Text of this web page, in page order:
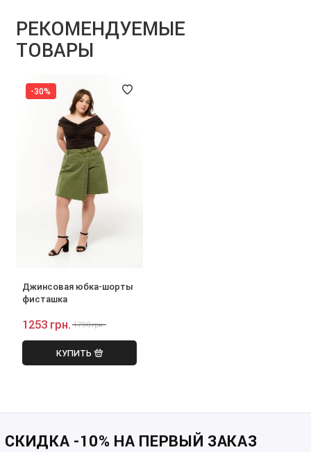
РЕКОМЕНДУЕМЫЕ
ТОВАРЫ
-30%
Джинсовая юбка-шорты
фисташка
1253 грн. 1790 грн.
КУПИТЬ
СКИДКА -10% НА ПЕРВЫЙ ЗАКАЗ